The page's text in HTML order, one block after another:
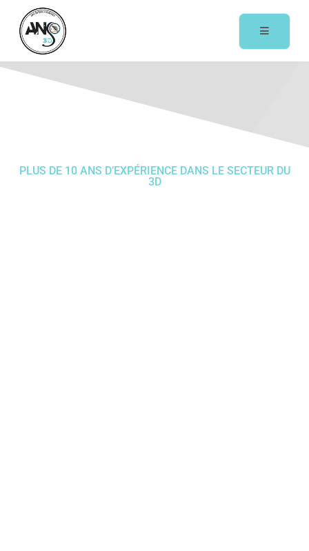
PLUS DE 10 ANS D’EXPÉRIENCE DANS LE SECTEUR DU
3D